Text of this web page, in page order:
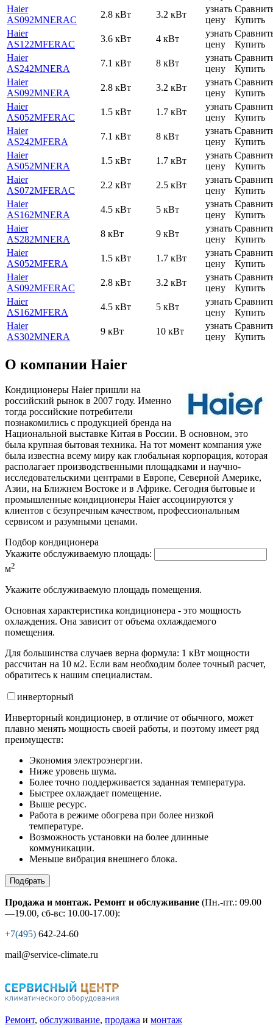
Haier
AS092MNERAC
2.8 кВт 3.2 кВт
узнать
цену
Купить
Haier
AS122MFERAC
3.6 кВт 4 кВт
узнать
цену
Купить
Haier
AS242MNERA
7.1 кВт 8 кВт
узнать
цену
Купить
Haier
AS092MNERA
2.8 кВт 3.2 кВт
узнать
цену
Купить
Haier
AS052MFERAC
1.5 кВт 1.7 кВт
узнать
цену
Купить
Haier
AS242MFERA
7.1 кВт 8 кВт
узнать
цену
Купить
Haier
AS052MNERA
1.5 кВт 1.7 кВт
узнать
цену
Купить
Haier
AS072MFERAC
2.2 кВт 2.5 кВт
узнать
цену
Купить
Haier
AS162MNERA
4.5 кВт 5 кВт
узнать
цену
Купить
Haier
AS282MNERA
8 кВт 9 кВт
узнать
цену
Купить
Haier
AS052MFERA
1.5 кВт 1.7 кВт
узнать
цену
Купить
Haier
AS092MFERAC
2.8 кВт 3.2 кВт
узнать
цену
Купить
Haier
AS162MFERA
4.5 кВт 5 кВт
узнать
цену
Купить
Haier
AS302MNERA
9 кВт 10 кВт
узнать
цену
Купить
О компании Haier
Кондиционеры Haier пришли на
российский рынок в 2007 году. Именно
тогда российские потребители
познакомились с продукцией бренда на
Национальной выставке Китая в России. В основном, это
была крупная бытовая техника. На тот момент компания уже
была известна всему миру как глобальная корпорация, которая
располагает производственными площадками и научно-
исследовательскими центрами в Европе, Северной Америке,
Азии, на Ближнем Востоке и в Африке. Сегодня бытовые и
промышленные кондиционеры Haier ассоциируются у
клиентов с безупречным качеством, профессиональным
сервисом и разумными ценами.
Подбор кондиционера
Укажите обслуживаемую площадь:
м2
Укажите обслуживаемую площадь помещения.
Основная характеристика кондиционера - это мощность
охлаждения. Она зависит от объема охлаждаемого
помещения.
Для большинства случаев верна формула: 1 кВт мощности
рассчитан на 10 м2. Если вам необходим более точный расчет,
обратитесь к нашим специалистам.
инверторный
Инверторный кондиционер, в отличие от обычного, может
плавно менять мощность своей работы, и поэтому имеет ряд
преимуществ:
Экономия электроэнергии.
Ниже уровень шума.
Более точно поддерживается заданная температура.
Быстрее охлаждает помещение.
Выше ресурс.
Работа в режиме обогрева при более низкой
температуре.
Возможность установки на более длинные
коммуникации.
Меньше вибрация внешнего блока.
Подбрать
Продажа и монтаж. Ремонт и обслуживание (Пн.-пт.: 09.00
—19.00, сб-вс: 10.00-17.00):
+7(495) 642-24-60
mail@service-climate.ru
Ремонт, обслуживание, продажа и монтаж